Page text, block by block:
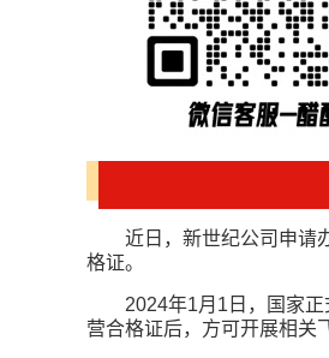
近日，新世纪公司申请
格证。
2024年1月1日，国家
营合格证后，方可开展相关